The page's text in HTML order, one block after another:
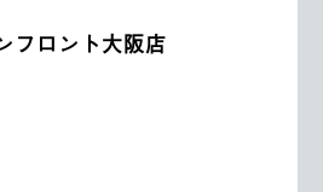
フロント大阪店